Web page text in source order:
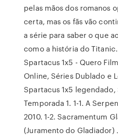
pelas mãos dos romanos
certa, mas os fãs vão
a série para saber o que
como a história do Titanic.
Spartacus 1x5 - Quero
Online, Séries Dublado e
Spartacus 1x5
Temporada 1. 1-1. A
2010. 1-2. Sacramentum
(Juramento do Gladiador)